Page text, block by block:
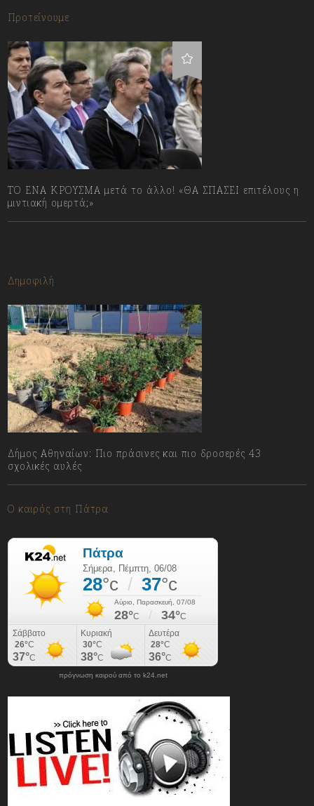
Προτείνουμε
ΤΟ ΕΝΑ ΚΡΟΥΣΜΑ μετά το άλλο! «ΘΑ ΣΠΑΣΕΙ επιτέλους η
μιντιακή ομερτά;»
Δημοφιλή
Δήμος Αθηναίων: Πιο πράσινες και πιο δροσερές 43
σχολικές αυλές
Ο καιρός στη Πάτρα
πρόγνωση καιρού από το k24.net